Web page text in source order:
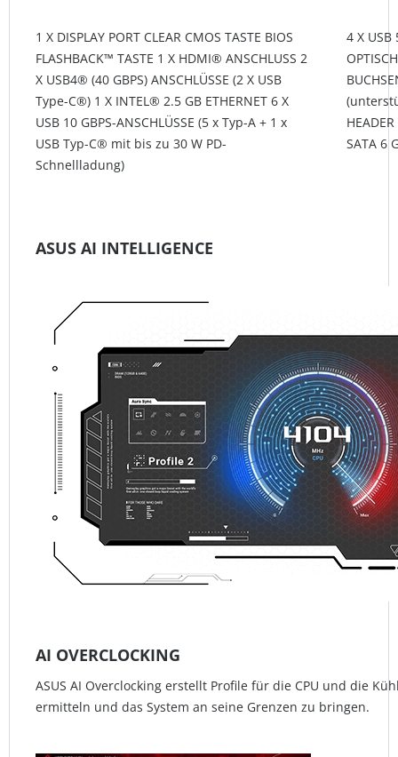
1 X DISPLAY PORT CLEAR CMOS TASTE BIOS
FLASHBACK™ TASTE 1 X HDMI® ANSCHLUSS 2
X USB4® (40 GBPS) ANSCHLÜSSE (2 X USB
Type-C®) 1 X INTEL® 2.5 GB ETHERNET 6 X
USB 10 GBPS-ANSCHLÜSSE (5 x Typ-A + 1 x
USB Typ-C® mit bis zu 30 W PD-
Schnellladung)
4 X USB
SATA 6
ASUS AI INTELLIGENCE
AI OVERCLOCKING
ASUS AI Overclocking erstellt Profile für die CPU und die
ermitteln und das System an seine Grenzen zu bringen.